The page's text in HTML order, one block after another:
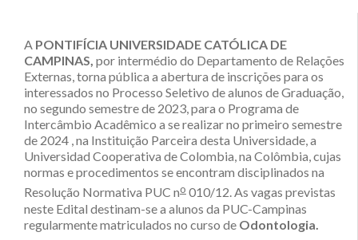
A PONTIFÍCIA UNIVERSIDADE CATÓLICA DE
CAMPINAS, por intermédio do Departamento de Relações
Externas, torna pública a abertura de inscrições para os
interessados no Processo Seletivo de alunos de Graduação,
no segundo semestre de 2023, para o Programa de
Intercâmbio Acadêmico a se realizar no primeiro semestre
de 2024 , na Instituição Parceira desta Universidade, a
Universidad Cooperativa de Colombia, na Colômbia, cujas
normas e procedimentos se encontram disciplinados na
Resolução Normativa PUC no 010/12. As vagas previstas
neste Edital destinam-se a alunos da PUC-Campinas
regularmente matriculados no curso de Odontologia.